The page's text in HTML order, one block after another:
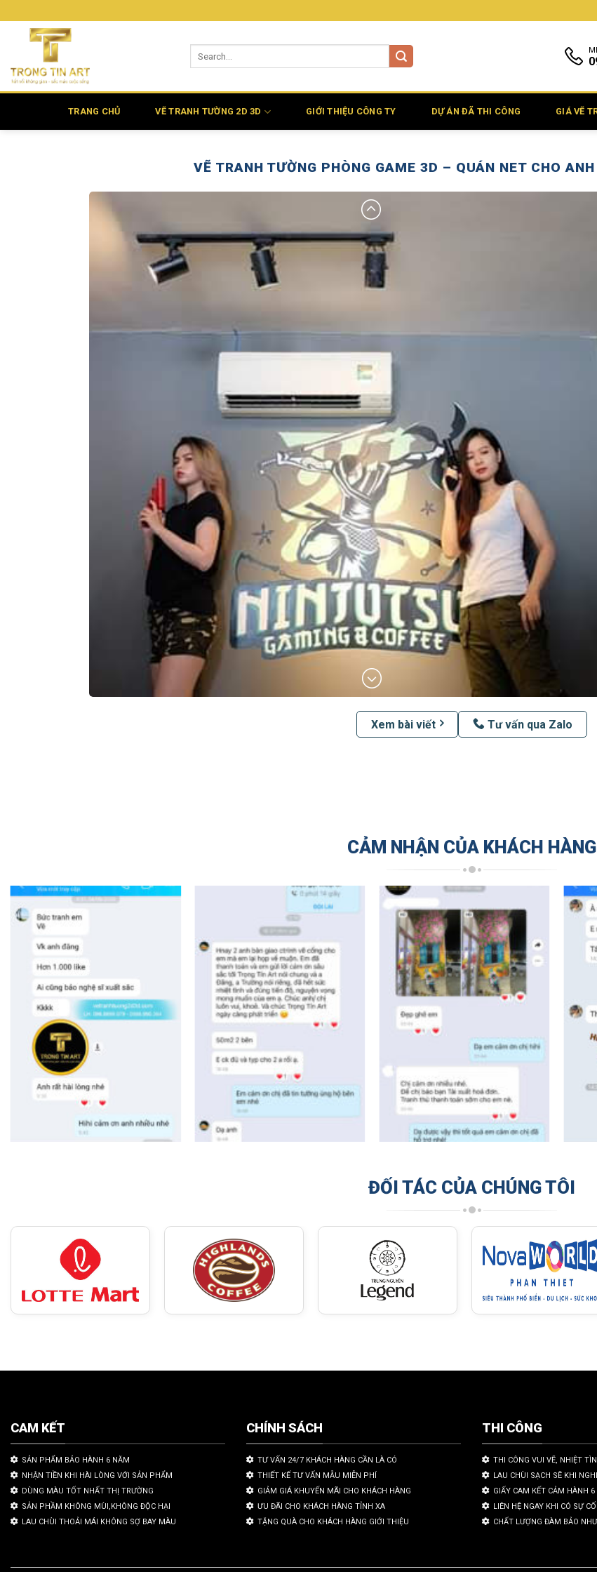
qua
TRANG CHỦ VẼ TRANH TƯỜNG 2D 3D GIỚI THIỆU CÔNG TY DỰ ÁN ĐÃ THI CÔNG GIÁ VẼ
VẼ TRANH TƯỜNG PHÒNG GAME 3D – QUÁN NET CHO
Xem bài viết Tư vấn qua Zalo
CẢM NHẬN CỦA KHÁCH HÀNG
ĐỐI TÁC CỦA CHÚNG TÔI
CAM KẾT
SẢN PHẨM BẢO HÀNH 6 NĂM
NHẬN TIỀN KHI HÀI LÒNG VỚI SẢN PHẨM
DÙNG MÀU TỐT NHẤT THỊ TRƯỜNG
SẢN PHẦM KHÔNG MÙI,KHÔNG ĐỘC HẠI
LAU CHÙI THOẢI MÁI KHÔNG SỢ BAY MÀU
CHÍNH SÁCH
TƯ VẤN 24/7 KHÁCH HÀNG CẦN LÀ CÓ
THIẾT KẾ TƯ VẤN MẪU MIỄN PHÍ
GIẢM GIÁ KHUYẾN MÃI CHO KHÁCH HÀNG
ƯU ĐÃI CHO KHÁCH HÀNG TỈNH XA
TẶNG QUÀ CHO KHÁCH HÀNG GIỚI THIỆU
THI CÔNG
THI CÔNG VUI VẼ, NHIỆT
LAU CHÙI SẠCH SẼ KHI
GIẤY CAM KẾT CẢM HÀNH 6
LIÊN HỆ NGAY KHI CÓ SỰ
CHẤT LƯỢNG ĐÀM BẢO